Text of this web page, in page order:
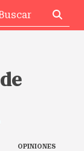
OPINIONES